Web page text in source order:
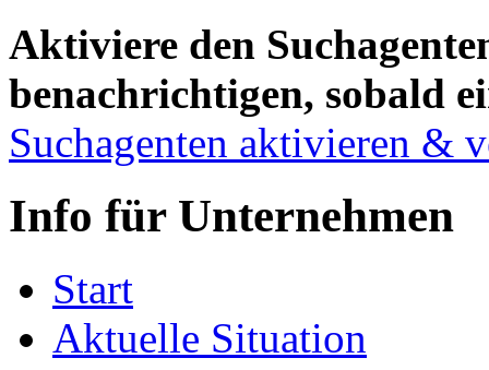
Aktiviere den
benachrichtigen, sobald
Suchagenten aktivieren &
Info für Unternehmen
Start
Aktuelle Situation